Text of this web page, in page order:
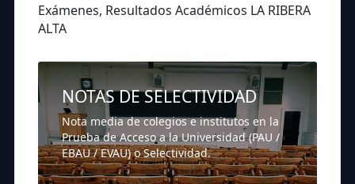
Exámenes, Resultados Académicos LA RIBERA
ALTA
NOTAS DE SELECTIVIDAD
Nota media de colegios e institutos en la
Prueba de Acceso a la Universidad (PAU /
EBAU / EVAU) o Selectividad.